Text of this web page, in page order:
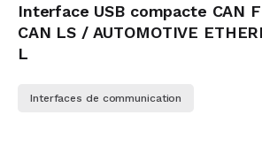
Interface USB compacte CAN
CAN LS / AUTOMOTIVE
L
Interfaces de communication